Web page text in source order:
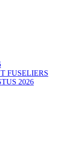
FUSELIERS
2026